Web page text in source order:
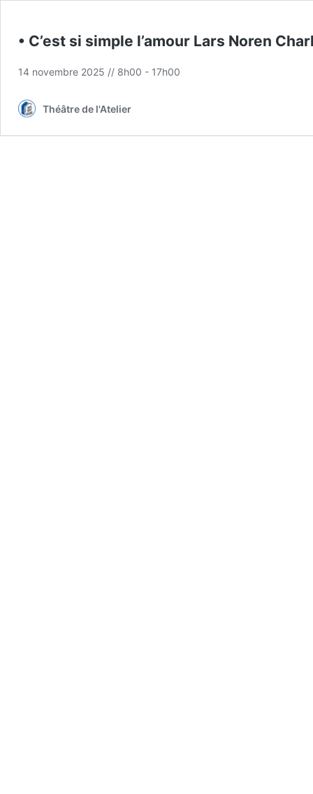
• C’est si simple l’amour Lars Noren
14 novembre 2025 // 8h00 - 17h00
Théâtre de l'Atelier